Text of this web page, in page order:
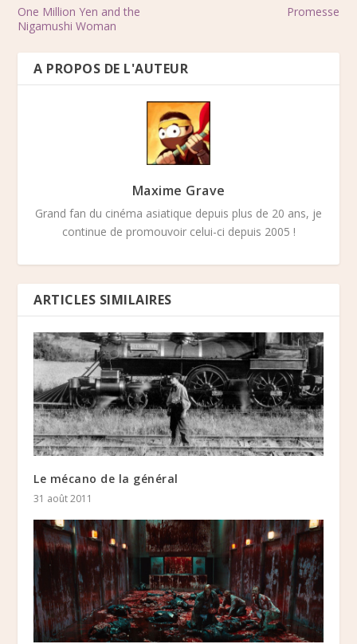
One Million Yen and the
Nigamushi Woman
Promesse
A PROPOS DE L'AUTEUR
Maxime Grave
Grand fan du cinéma asiatique depuis plus de 20 ans, je
continue de promouvoir celui-ci depuis 2005 !
ARTICLES SIMILAIRES
Le mécano de la général
31 août 2011